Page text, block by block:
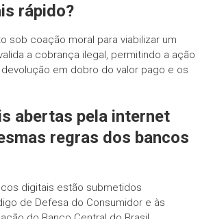
rápido?
sob coação moral para viabilizar um
a cobrança ilegal, permitindo a ação
em dobro do valor pago e os
abertas pela internet
regras dos bancos
digitais estão submetidos
de Defesa do Consumidor e às